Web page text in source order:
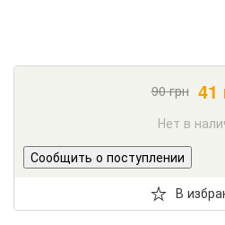
90грн 41
Нет в
Сообщить о поступлении
В